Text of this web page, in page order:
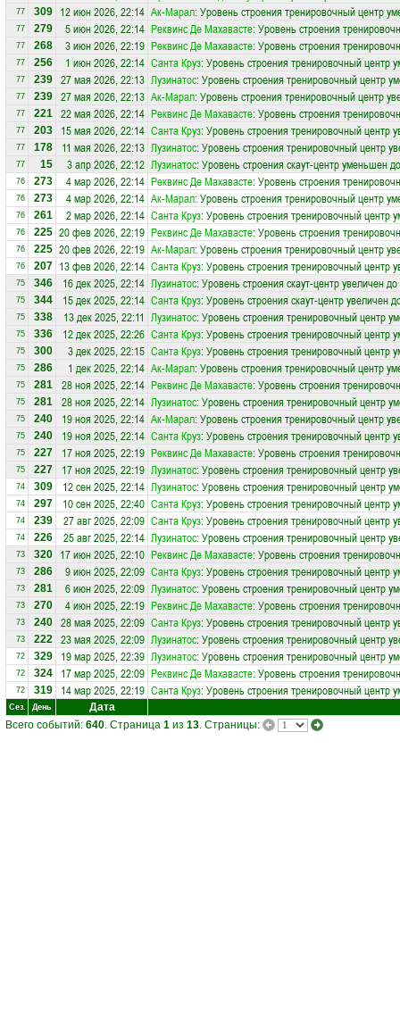
77 309 12 июн 2026, 22:14 Ак-Марал: Уровень строения тренировочный центр
77 279 5 июн 2026, 22:14 Реквинс Де Махавасте: Уровень строения
77 268 3 июн 2026, 22:19 Реквинс Де Махавасте: Уровень строения
77 256 1 июн 2026, 22:14 Санта Круз: Уровень строения тренировочный центр
77 239 27 мая 2026, 22:13 Лузинатос: Уровень строения тренировочный центр
77 239 27 мая 2026, 22:13 Ак-Марал: Уровень строения тренировочный центр
77 221 22 мая 2026, 22:14 Реквинс Де Махавасте: Уровень строения
77 203 15 мая 2026, 22:14 Санта Круз: Уровень строения тренировочный центр
77 178 11 мая 2026, 22:13 Лузинатос: Уровень строения тренировочный центр
77 15 3 апр 2026, 22:12 Лузинатос: Уровень строения скаут-центр уменьшен
76 273 4 мар 2026, 22:14 Реквинс Де Махавасте: Уровень строения
76 273 4 мар 2026, 22:14 Ак-Марал: Уровень строения тренировочный центр
76 261 2 мар 2026, 22:14 Санта Круз: Уровень строения тренировочный центр
76 225 20 фев 2026, 22:19 Реквинс Де Махавасте: Уровень строения
76 225 20 фев 2026, 22:19 Ак-Марал: Уровень строения тренировочный центр
76 207 13 фев 2026, 22:14 Санта Круз: Уровень строения тренировочный центр
75 346 16 дек 2025, 22:14 Лузинатос: Уровень строения скаут-центр увеличен
75 344 15 дек 2025, 22:14 Санта Круз: Уровень строения скаут-центр увеличен
75 338 13 дек 2025, 22:11 Лузинатос: Уровень строения тренировочный центр
75 336 12 дек 2025, 22:26 Санта Круз: Уровень строения тренировочный центр
75 300 3 дек 2025, 22:15 Санта Круз: Уровень строения тренировочный центр
75 286 1 дек 2025, 22:14 Ак-Марал: Уровень строения тренировочный центр
75 281 28 ноя 2025, 22:14 Реквинс Де Махавасте: Уровень строения
75 281 28 ноя 2025, 22:14 Лузинатос: Уровень строения тренировочный центр
75 240 19 ноя 2025, 22:14 Ак-Марал: Уровень строения тренировочный центр
75 240 19 ноя 2025, 22:14 Санта Круз: Уровень строения тренировочный центр
75 227 17 ноя 2025, 22:19 Реквинс Де Махавасте: Уровень строения
75 227 17 ноя 2025, 22:19 Лузинатос: Уровень строения тренировочный центр
74 309 12 сен 2025, 22:14 Лузинатос: Уровень строения тренировочный центр
74 297 10 сен 2025, 22:40 Санта Круз: Уровень строения тренировочный центр
74 239 27 авг 2025, 22:09 Санта Круз: Уровень строения тренировочный центр
74 226 25 авг 2025, 22:14 Лузинатос: Уровень строения тренировочный центр
73 320 17 июн 2025, 22:10 Реквинс Де Махавасте: Уровень строения
73 286 9 июн 2025, 22:09 Санта Круз: Уровень строения тренировочный центр
73 281 6 июн 2025, 22:09 Лузинатос: Уровень строения тренировочный центр
73 270 4 июн 2025, 22:19 Реквинс Де Махавасте: Уровень строения
73 240 28 мая 2025, 22:09 Санта Круз: Уровень строения тренировочный центр
73 222 23 мая 2025, 22:09 Лузинатос: Уровень строения тренировочный центр
72 329 19 мар 2025, 22:39 Лузинатос: Уровень строения тренировочный центр
72 324 17 мар 2025, 22:09 Реквинс Де Махавасте: Уровень строения
72 319 14 мар 2025, 22:19 Санта Круз: Уровень строения тренировочный центр
Сез. День
Дата
Всего событий: 640. Страница 1 из 13. Страницы: